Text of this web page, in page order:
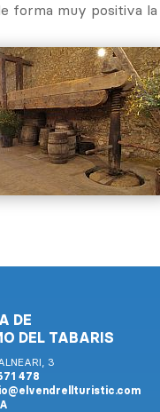
forma muy positiva la
DE
DEL TABARIS
3
478